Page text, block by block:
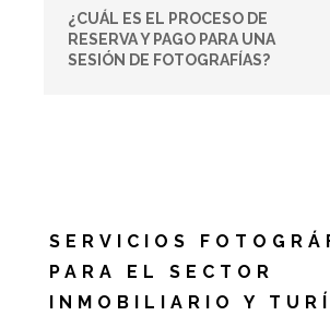
¿CUÁL ES EL PROCESO DE
RESERVA Y PAGO PARA UNA
SESIÓN DE FOTOGRAFÍAS?
SERVICIOS
PARA EL SECTOR
INMOBILIARIO Y